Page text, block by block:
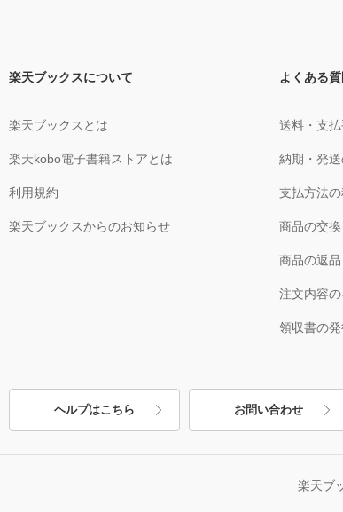
楽天ブックスについて
楽天ブックスとは
楽天kobo電子書籍ストアとは
利用規約
楽天ブックスからのお知らせ
よくある質
送料・支
納期・発
支払方法
商品の交換
商品の返品
注文内容
領収書の
ヘルプはこちら お問い合わせ
楽天ブ